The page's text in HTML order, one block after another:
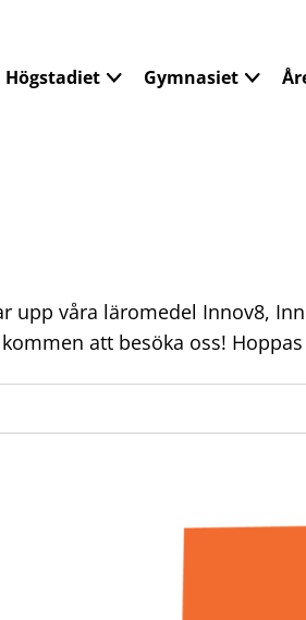
Högstadiet Gymnasiet
upp våra läromedel Innov8,
att besöka oss!